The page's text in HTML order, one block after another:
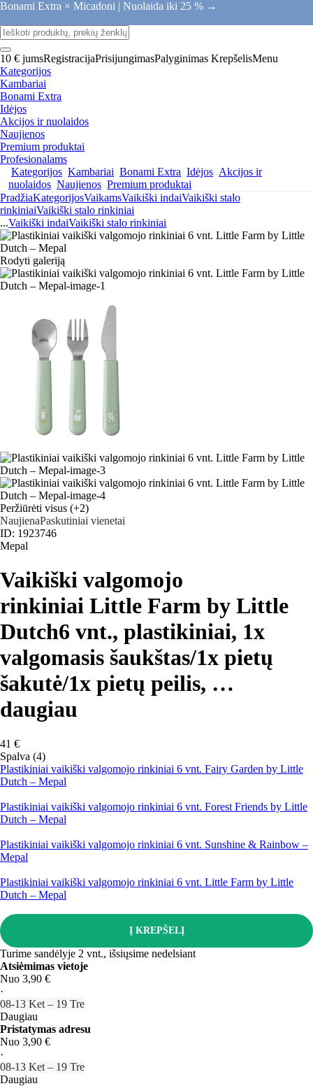
Bonami Extra × Micadoni | Nuolaida iki 25 % →
10 € jumsRegistracijaPrisijungimasPalyginimas KrepšelisMenu
Kategorijos
Kambariai
Bonami Extra
Idėjos
Akcijos ir nuolaidos
Naujienos
Premium produktai
Profesionalams
Kategorijos Kambariai Bonami Extra Idėjos Akcijos ir
nuolaidos Naujienos Premium produktai
PradžiaKategorijosVaikamsVaikiški indaiVaikiški stalo
rinkiniaiVaikiški stalo rinkiniai
...Vaikiški indaiVaikiški stalo rinkiniai
Rodyti galeriją
Peržiūrėti visus (+2)
NaujienaPaskutiniai vienetai
ID: 1923746
Mepal
Vaikiški valgomojo
rinkiniai Little Farm by Little
Dutch6 vnt., plastikiniai, 1x
valgomasis šaukštas/1x pietų
šakutė/1x pietų peilis, …
daugiau
41 €
Spalva (4)
Plastikiniai vaikiški valgomojo rinkiniai 6 vnt. Fairy Garden by Little
Dutch – Mepal
Plastikiniai vaikiški valgomojo rinkiniai 6 vnt. Forest Friends by Little
Dutch – Mepal
Plastikiniai vaikiški valgomojo rinkiniai 6 vnt. Sunshine & Rainbow –
Mepal
Plastikiniai vaikiški valgomojo rinkiniai 6 vnt. Little Farm by Little
Dutch – Mepal
Į KREPŠELĮ
Turime sandėlyje 2 vnt., išsiųsime nedelsiant
Atsiėmimas vietoje
Nuo 3,90 €
·
08‑13 Ket – 19 Tre
Daugiau
Pristatymas adresu
Nuo 3,90 €
·
08‑13 Ket – 19 Tre
Daugiau